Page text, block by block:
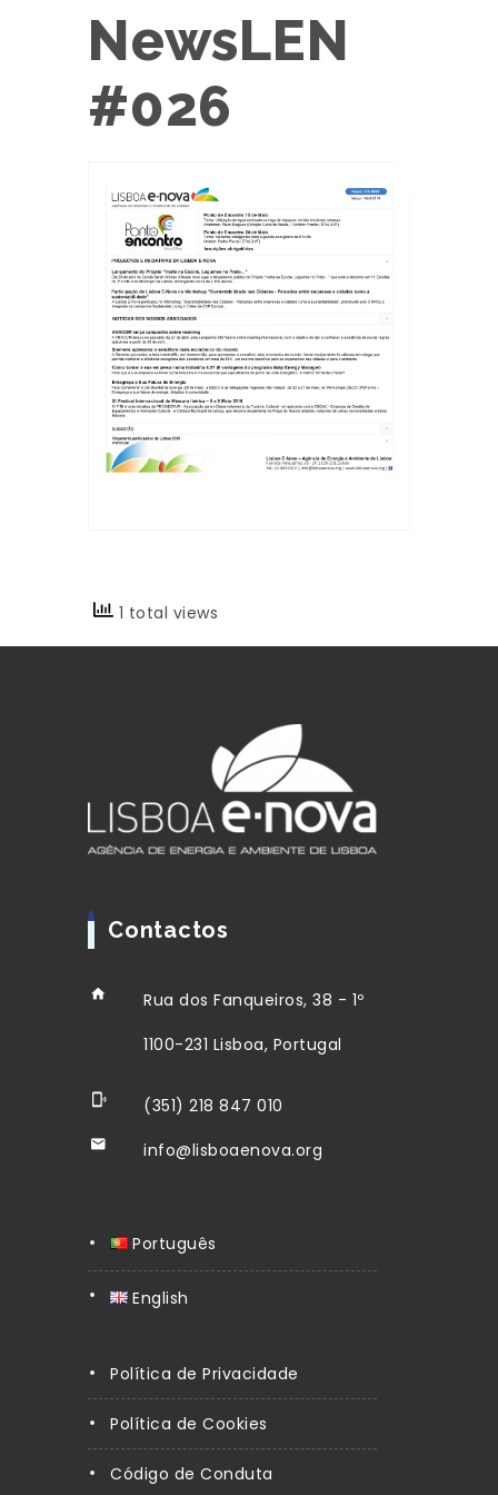
NewsLEN
#026
1 total views
Contactos
Rua dos Fanqueiros, 38 - 1º
1100-231 Lisboa, Portugal
(351) 218 847 010
info@lisboaenova.org
Português
English
Política de Privacidade
Política de Cookies
Código de Conduta